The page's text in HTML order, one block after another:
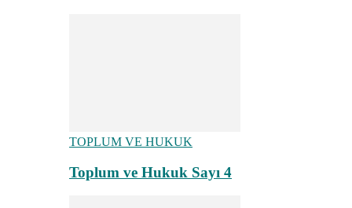
TOPLUM VE HUKUK
Toplum ve Hukuk Sayı 4